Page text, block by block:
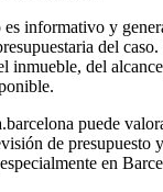
es informativo y
del
inmueble, del
puede
de presupuesto
en